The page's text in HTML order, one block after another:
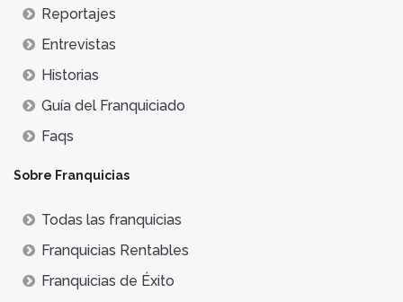
Reportajes
Entrevistas
Historias
Guía del Franquiciado
Faqs
Sobre Franquicias
Todas las franquicias
Franquicias Rentables
Franquicias de Éxito